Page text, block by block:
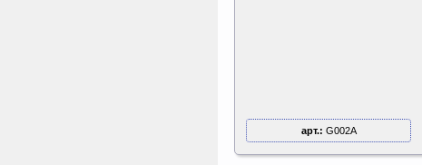
арт.: G002А